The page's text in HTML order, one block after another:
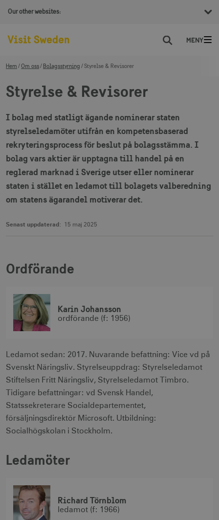
Our other websites:
Sök
Hem Om oss Bolagsstyrning Styrelse & Revisorer
Styrelse & Revisorer
I bolag med statligt ägande nominerar staten
styrelseledamöter utifrån en kompetensbaserad
rekryteringsprocess för beslut på bolagsstämma. I
bolag vars aktier är upptagna till handel på en
reglerad marknad i Sverige utser eller nominerar
staten i stället en ledamot till bolagets valberedning
om statens ägarandel motiverar det.
Senast uppdaterad: 15 maj 2025
Ordförande
Karin Johansson
ordförande (f: 1956)
Ledamot sedan: 2017. Nuvarande befattning: Vice vd på
Svenskt Näringsliv. Styrelseuppdrag: Styrelseledamot
Stiftelsen Fritt Näringsliv, Styrelseledamot Timbro.
Tidigare befattningar: vd Svensk Handel,
Statssekreterare Socialdepartementet,
försäljningsdirektör Microsoft. Utbildning:
Socialhögskolan i Stockholm.
Ledamöter
Richard Törnblom
ledamot (f: 1966)